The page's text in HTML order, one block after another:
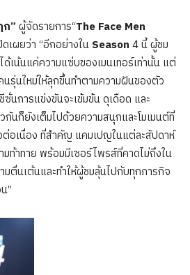
” ผู้จัดรายการ“The Face Men
ดเผยว่า “อีกอย่างใน Season 4 นี้ ผู้ชม
เน้นแค่ความแซ่บของเมนเทอร์เท่านั้น แต่
รุ่นใหม่ให้ลุกขึ้นทำตามความฝันของตัว
นการแข่งขันจะเข้มข้น ดุเดือด และ
กันก็ยังเต็มไปด้วยความสนุกและโมเมนต์ที่
อเนื่อง ที่สำคัญ แคมเปญในแต่ละสัปดาห์
ท้าทาย พร้อมมีเซอร์ไพรส์ที่คาดไม่ถึงใน
ตื่นเต้นและทำให้ผู้ชมลุ้นไปกับทุกภารกิจ
”